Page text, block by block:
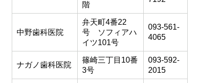
階
中野歯科医院
弁天町4番22
号 ソフィアハ
イツ101号
093-561-
4065
ナガノ歯科医院
篠崎三丁目10番
3号
093-592-
2015